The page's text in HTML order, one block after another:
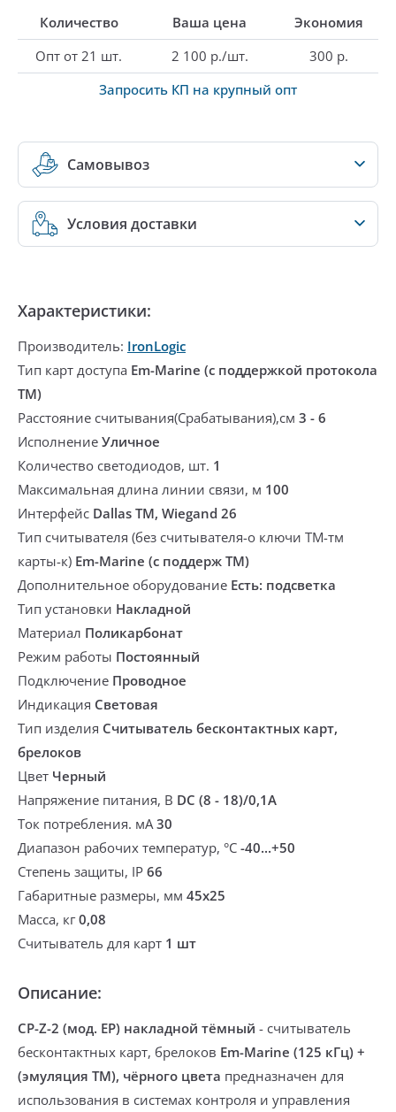
Количество Ваша цена
Экономия
Опт от 21 шт.
2 100 р./шт.
300 р.
Запросить КП на крупный опт
Самовывоз
Условия доставки
Характеристики:
Производитель: IronLogic
Тип карт доступа Em-Marine (с поддержкой протокола
ТМ)
Расстояние считывания(Срабатывания),см 3 - 6
Исполнение Уличное
Количество светодиодов, шт. 1
Максимальная длина линии связи, м 100
Интерфейс Dallas TM, Wiegand 26
Тип считывателя (без считывателя-о ключи ТМ-тм
карты-к) Em-Marine (с поддерж ТМ)
Дополнительное оборудование Есть: подсветка
Тип установки Накладной
Материал Поликарбонат
Режим работы Постоянный
Подключение Проводное
Индикация Световая
Тип изделия Считыватель бесконтактных карт,
брелоков
Цвет Черный
Напряжение питания, В DC (8 - 18)/0,1A
Ток потребления. мА30
Диапазон рабочих температур, °С -40...+50
Степень защиты, IP 66
Габаритные размеры, мм 45х25
Масса, кг0,08
Считыватель для карт 1 шт
Описание:
CP-Z-2 (мод. EP) накладной тёмный - считыватель
бесконтактных карт, брелоков Em-Marine (125 кГц) +
(эмуляция ТМ), чёрного цвета предназначен для
использования в системах контроля и управления